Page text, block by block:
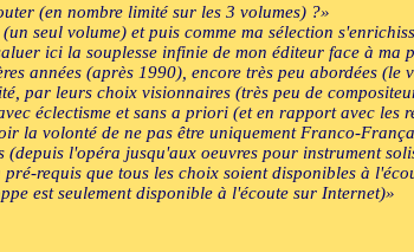
(en nombre limité sur les 3 volumes) ?»
seul volume) et puis comme ma sélection
ici la souplesse infinie de mon éditeur face à ma
années (après 1990), encore très peu abordées (le
par leurs choix visionnaires (très peu de
éclectisme et sans a priori (et en rapport avec les
la volonté de ne pas être uniquement Franco-
l'opéra jusqu'aux oeuvres pour instrument
requis que tous les choix soient disponibles à
est seulement disponible à l'écoute sur Internet)»